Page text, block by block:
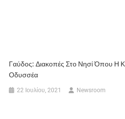
Γαύδος: Διακοπές Στο Νησί Όπου Η
Οδυσσέα
22 Ιουλίου, 2021 Newsroom